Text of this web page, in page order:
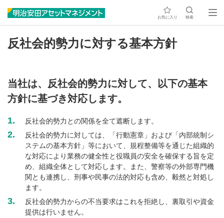
お気に入り 検索
反社会的勢力に対する基本方針
当社は、反社会的勢力に対して、以下の基本
方針に基づき対応します。
1. 反社会的勢力との関係を全て遮断します。
2.
反社会的勢力に対しては、「行動憲章」および「内部統制シ
ステムの基本方針」等において、規程整備等を通じた組織的
な対応により業務の健全性と役職員の安全を確保する旨を定
め、組織全体として対応します。また、警察等の外部専門機
関とも連携し、刑事や民事の法的対応も含め、毅然と対処し
ます。
3.
反社会的勢力からの不当要求はこれを拒絶し、裏取引や資金
提供は行いません。